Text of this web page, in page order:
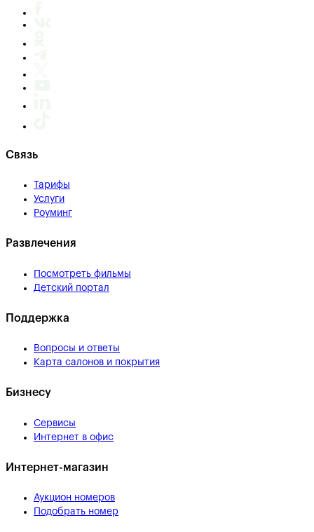
Связь
Тарифы
Услуги
Роуминг
Развлечения
Посмотреть фильмы
Детский портал
Поддержка
Вопросы и ответы
Карта салонов и покрытия
Бизнесу
Сервисы
Интернет в офис
Интернет-магазин
Аукцион номеров
Подобрать номер